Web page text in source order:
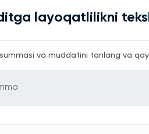
layoqatlilikni
va muddatini tanlang va